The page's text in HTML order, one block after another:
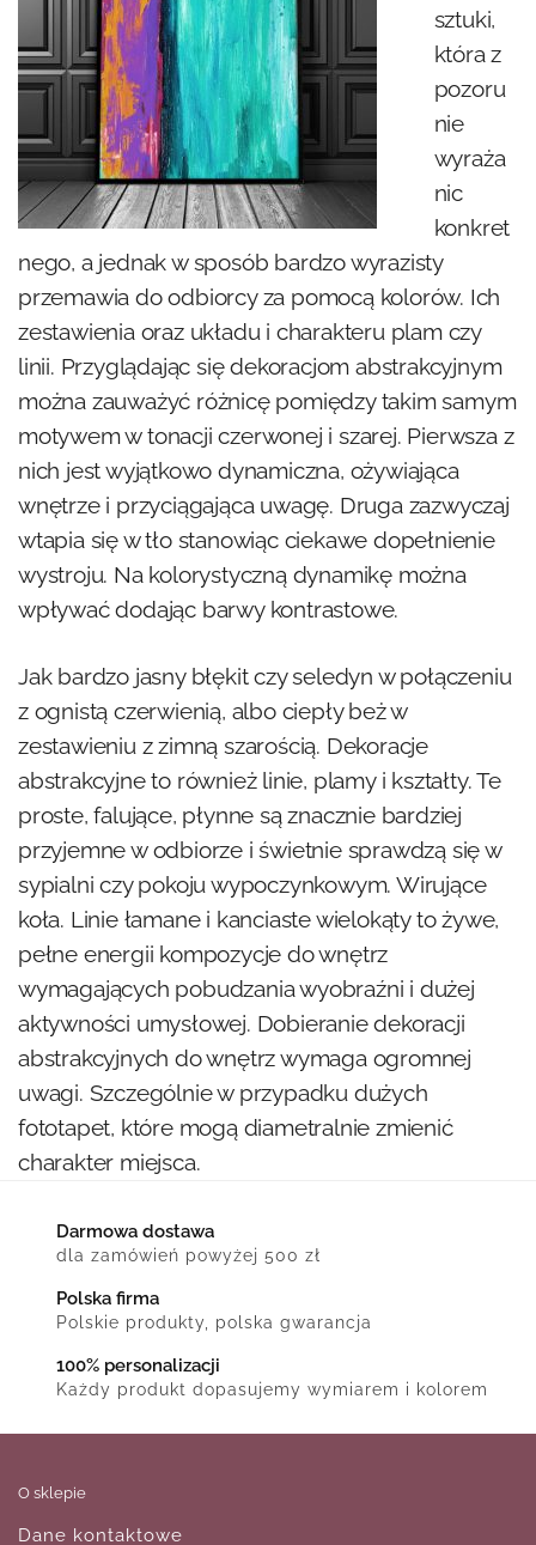
sztuki,
która z
pozoru
nie
wyraża
nic
konkret
nego, a jednak w sposób bardzo wyrazisty
przemawia do odbiorcy za pomocą kolorów. Ich
zestawienia oraz układu i charakteru plam czy
linii. Przyglądając się dekoracjom abstrakcyjnym
można zauważyć różnicę pomiędzy takim samym
motywem w tonacji czerwonej i szarej. Pierwsza z
nich jest wyjątkowo dynamiczna, ożywiająca
wnętrze i przyciągająca uwagę. Druga zazwyczaj
wtapia się w tło stanowiąc ciekawe dopełnienie
wystroju. Na kolorystyczną dynamikę można
wpływać dodając barwy kontrastowe.
Jak bardzo jasny błękit czy seledyn w połączeniu
z ognistą czerwienią, albo ciepły beż w
zestawieniu z zimną szarością. Dekoracje
abstrakcyjne to również linie, plamy i kształty. Te
proste, falujące, płynne są znacznie bardziej
przyjemne w odbiorze i świetnie sprawdzą się w
sypialni czy pokoju wypoczynkowym. Wirujące
koła. Linie łamane i kanciaste wielokąty to żywe,
pełne energii kompozycje do wnętrz
wymagających pobudzania wyobraźni i dużej
aktywności umysłowej. Dobieranie dekoracji
abstrakcyjnych do wnętrz wymaga ogromnej
uwagi. Szczególnie w przypadku dużych
fototapet, które mogą diametralnie zmienić
charakter miejsca.
Darmowa dostawa
dla zamówień powyżej 500 zł
Polska firma
Polskie produkty, polska gwarancja
100% personalizacji
Każdy produkt dopasujemy wymiarem i kolorem
O sklepie
Dane kontaktowe